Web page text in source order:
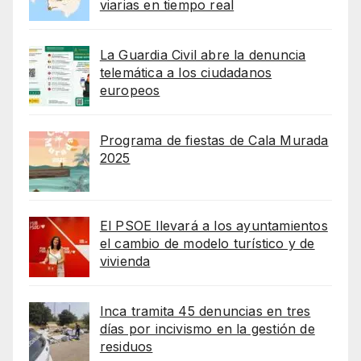
viarias en tiempo real
La Guardia Civil abre la denuncia
telemática a los ciudadanos
europeos
Programa de fiestas de Cala Murada
2025
El PSOE llevará a los ayuntamientos
el cambio de modelo turístico y de
vivienda
Inca tramita 45 denuncias en tres
días por incivismo en la gestión de
residuos